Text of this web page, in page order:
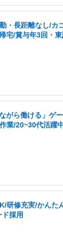
・長距離なし/カ
宅/賞与年3回・
がら働ける」ゲ
業/20~30代活躍
研修充実/かんた
採用